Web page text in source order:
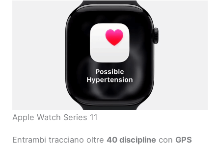
Apple Watch Series 11
Entrambi tracciano oltre40 discipline con GPS